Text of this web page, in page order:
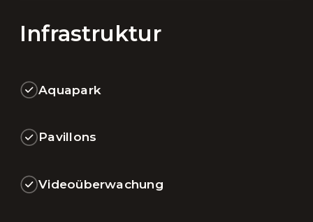
Infrastruktur
Aquapark
Pavillons
Videoüberwachung